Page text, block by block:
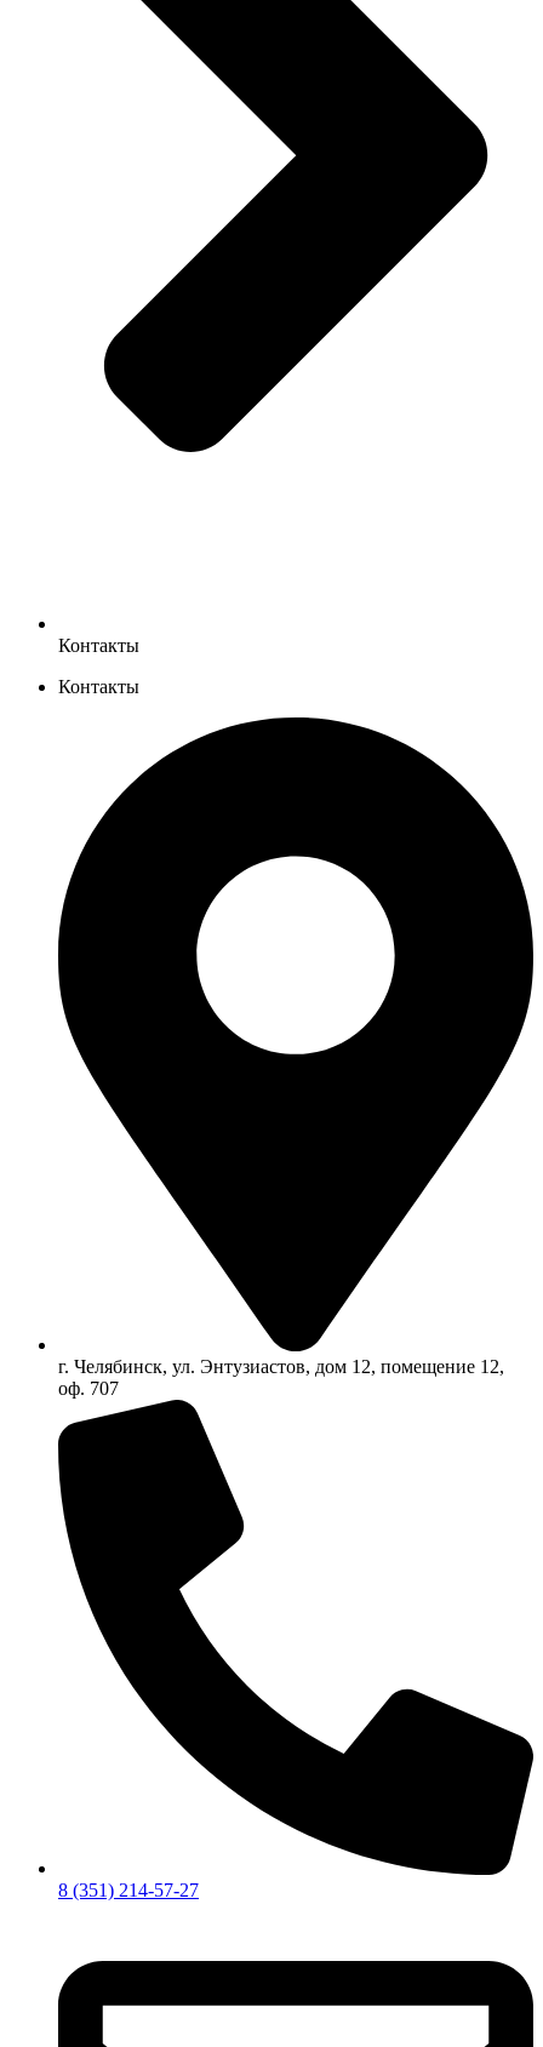
Контакты
Контакты
г. Челябинск, ул. Энтузиастов, дом 12, помещение 12,
оф. 707
8 (351) 214-57-27